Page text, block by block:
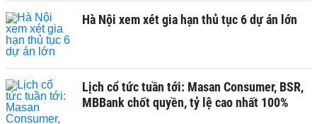
Hà Nội xem xét gia hạn thủ tục 6 dự án lớn
Lịch cổ tức tuần tới: Masan Consumer, BSR,
MBBank chốt quyền, tỷ lệ cao nhất 100%